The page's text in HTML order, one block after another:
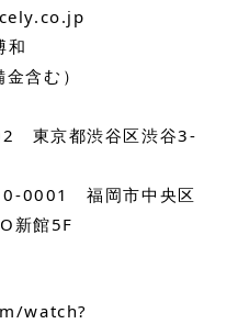
和
含む）
東京都渋谷区渋谷3-
福岡市中央区
新館5F
watch?